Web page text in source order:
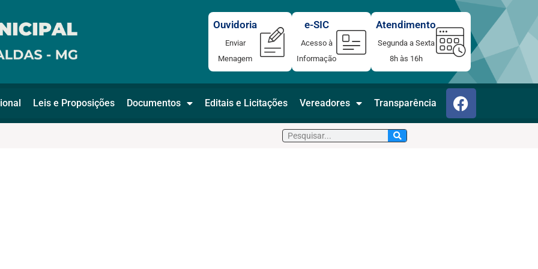
Atendimento
Segunda a Sexta
8h às 16h
e-SIC
Acesso à
Informação
Ouvidoria
Enviar
Menagem
Leis e Proposições Documentos Editais e Licitações Vereadores Transparência F
a
c
Pesquisar